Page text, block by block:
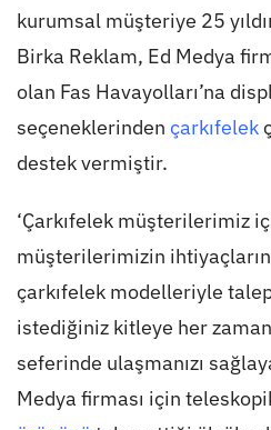
kurumsal müşteriye 25
Birka Reklam, Ed Medya
olan Fas Havayolları’na
seçeneklerinden çarkıfelek
destek vermiştir.
‘Çarkıfelek müşterilerimiz
müşterilerimizin
çarkıfelek modelleriyle
istediğiniz kitleye her
seferinde ulaşmanızı
Medya firması için